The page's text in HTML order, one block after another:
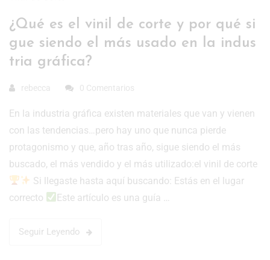
¿Qué es el vinil de corte y por qué si
gue siendo el más usado en la indus
tria gráfica?
rebecca 0 Comentarios
En la industria gráfica existen materiales que van y vienen
con las tendencias…pero hay uno que nunca pierde
protagonismo y que, año tras año, sigue siendo el más
buscado, el más vendido y el más utilizado:el vinil de corte
Si llegaste hasta aquí buscando: Estás en el lugar
correcto
Este artículo es una guía …
Seguir Leyendo